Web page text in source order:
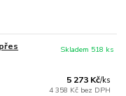
5 273 Kč/ks
4 358 Kč bez DPH
Skladem 518 ks